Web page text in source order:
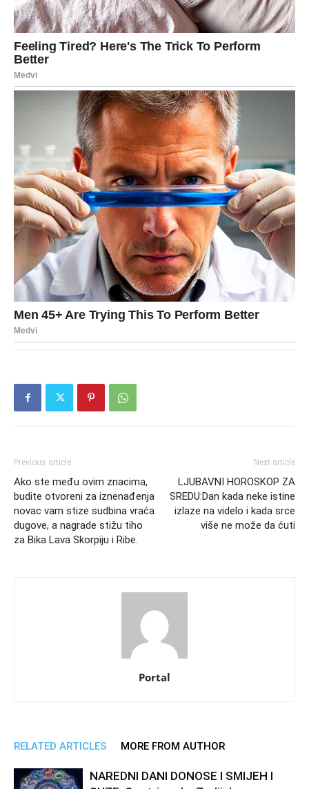
Previous article
Ako ste među ovim znacima,
budite otvoreni za iznenađenja
novac vam stize sudbina vraća
dugove, a nagrade stižu tiho
za Bika Lava Skorpiju i Ribe.
Next article
LJUBAVNI HOROSKOP ZA
SREDU:Dan kada neke istine
izlaze na videlo i kada srce
više ne može da ćuti
Portal
RELATED ARTICLES MORE FROM AUTHOR
NAREDNI DANI DONOSE I SMIJEH I